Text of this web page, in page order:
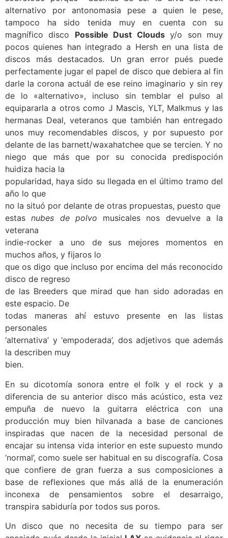
alternativo por antonomasia pese a quien le pese,
tampoco ha sido tenida muy en cuenta con su
magnífico disco Possible Dust Cloudsy/o son muy
pocos quienes han integrado a Hersh en una lista de
discos más destacados. Un gran error pués puede
perfectamente jugar el papel de disco que debiera al fin
darle la corona actuál de ese reino imaginario y sin rey
de lo «alternativo», incluso sin temblar el pulso al
equipararla a otros como J Mascis, YLT, Malkmus y las
hermanas Deal, veteranos que también han entregado
unos muy recomendables discos, y por supuesto por
delante de las barnett/waxahatchee que se tercien. Y no
niego que más que por su conocida predispoción
huidiza hacia la
popularidad, haya sido su llegada en el último tramo del
año lo que
no la situó por delante de otras propuestas, puesto que
estasnubes de polvo musicales nos devuelve a la
veterana
indie-rocker a uno de sus mejores momentos en
muchos años, y fijaros lo
que os digo que incluso por encima del más reconocido
disco de regreso
de las Breeders que mirad que han sido adoradas en
este espacio. De
todas maneras ahí estuvo presente en las listas
personales
‘alternativa’ y ‘empoderada’, dos adjetivos que además
la describen muy
bien.
En su dicotomía sonora entre el folk y el rock y a
diferencia de su anterior disco más acústico, esta vez
empuña de nuevo la guitarra eléctrica con una
producción muy bien hilvanada a base de canciones
inspiradas que nacen de la necesidad personal de
encajar su intensa vida interior en este supuesto mundo
‘normal’, como suele ser habitual en su discografía. Cosa
que confiere de gran fuerza a sus composiciones a
base de reflexiones que más allá de la enumeración
inconexa de pensamientos sobre el desarraigo,
transpira sabiduría por todos sus poros.
Un disco que no necesita de su tiempo para ser